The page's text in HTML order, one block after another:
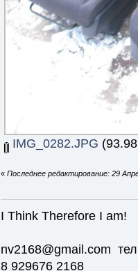
IMG_0282.JPG
«Последнее редактирование: 29
I Think Therefore I am!
nv2168@gmail.com
8 929676 2168